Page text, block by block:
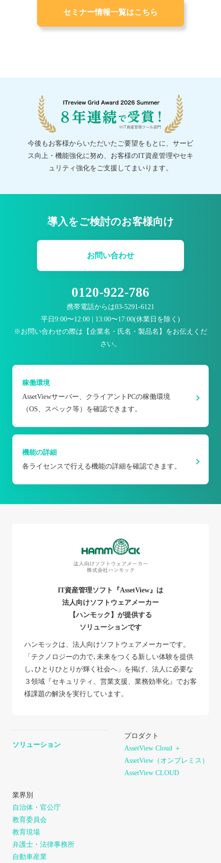
セミナー情報一覧はこちら
今後もお客様からいただいたご要望をもとに、サービ
ス向上・機能強化に努め、お客様のIT資産管理やセキ
ュリティ強化をご支援してまいります。
導入をご検討のお客様向け
お問い合わせ
0120-922-786
携帯電話からは03-5291-6121
平日9:00〜12:00 | 13:00〜17:00(休業日を除く)
※お問い合わせの際は【企業名・氏名・製品名】をお伝えくだ
さい。
稼働環境
AssetViewサーバー、クライアントPCの稼働環境
（OS、スペック等）を確認できます。
機能の詳細
各ライセンスで行える機能の詳細を確認できます。
IT資産管理ソフト『AssetView』は
法人向けソフトウェアメーカー
【ハンモック】が提供する
ソリューションです
ハンモックは、法人向けソフトウェアメーカーです。
「テクノロジーの力で､未来をつくる新しい体験を提供
し､ひとりひとりが輝く社会へ」を掲げ、法人に必要な
３領域『セキュリティ、営業支援、業務効率化』でお客
様課題の解決を実行しています。
ソリューション
プロダクト
AssetView Cloud ＋
AssetView（オンプレミス）
AssetView CLOUD
業界別
自治体・官公庁
教育委員会
教育現場
弁護士・法律事務所
自動車産業